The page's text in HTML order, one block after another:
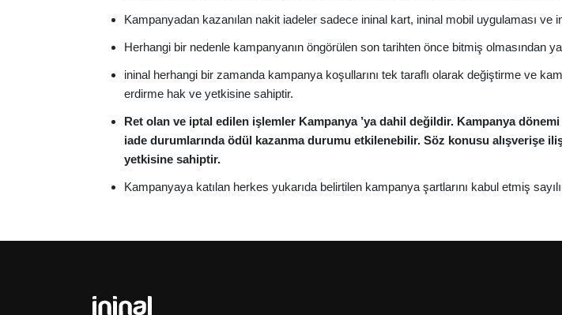
Kampanyadan kazanılan nakit iadeler sadece ininal kart, ininal mobil uygulaması ve
Herhangi bir nedenle kampanyanın öngörülen son tarihten önce bitmiş olmasından
ininal herhangi bir zamanda kampanya koşullarını tek taraflı olarak değiştirme ve
erdirme hak ve yetkisine sahiptir.
Ret olan ve iptal edilen işlemler Kampanya ’ya dahil değildir. Kampanya
iade durumlarında ödül kazanma durumu etkilenebilir. Söz konusu alışverişe
yetkisine sahiptir.
Kampanyaya katılan herkes yukarıda belirtilen kampanya şartlarını kabul etmiş